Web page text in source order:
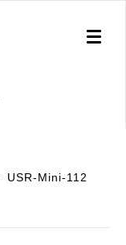
Toggle
USR-Mini-112